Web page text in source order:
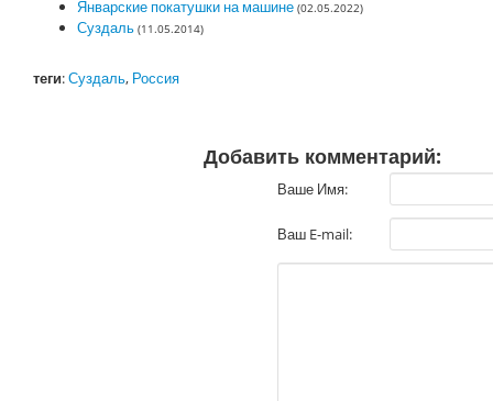
Январские покатушки на машине (02.05.2022)
Суздаль (11.05.2014)
теги:Суздаль, Россия
Добавить комментарий:
Ваше Имя:
Ваш E-mail: